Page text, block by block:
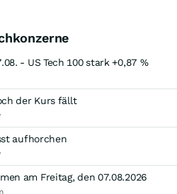
- US Tech 100 stark +0,87 %
der Kurs fällt
aufhorchen
am Freitag, den 07.08.2026